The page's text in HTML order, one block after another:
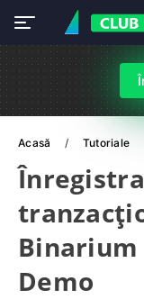
Acasă Tutoriale
Demo